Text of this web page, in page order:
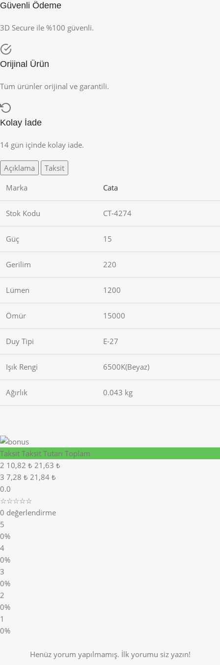
Güvenli Ödeme
3D Secure ile %100 güvenli.
Orijinal Ürün
Tüm ürünler orijinal ve garantili.
Kolay İade
14 gün içinde kolay iade.
Açıklama
Taksit
Marka
Cata
Stok Kodu CT-4274
Güç 15
Gerilim 220
Lümen 1200
Ömür 15000
Duy Tipi E-27
Işık Rengi 6500K(Beyaz)
Ağırlık 0.043 kg
Taksit Taksit Tutarı Toplam
2 10,82 ₺ 21,63 ₺
3 7,28 ₺ 21,84 ₺
0.0
☆☆☆☆☆
0 değerlendirme
5
0%
4
0%
3
0%
2
0%
1
0%
Henüz yorum yapılmamış. İlk yorumu siz yazın!